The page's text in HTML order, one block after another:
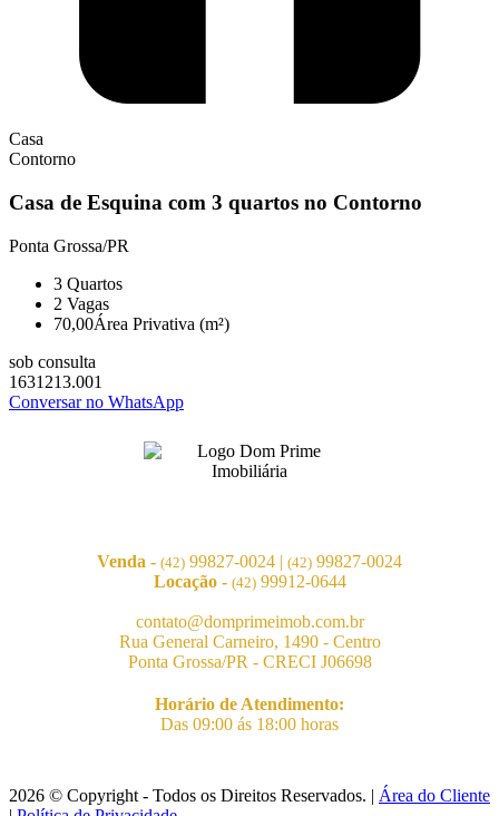
Casa
Contorno
Casa de Esquina com 3 quartos no Contorno
Ponta Grossa/PR
3 Quartos
2 Vagas
70,00Área Privativa (m²)
sob consulta
1631213.001
Conversar no WhatsApp
Venda - (42) 99827-0024 | (42) 99827-0024
Locação - (42)99912-0644
contato@domprimeimob.com.br
Rua General Carneiro, 1490 - Centro
Ponta Grossa/PR - CRECI J06698
Horário de Atendimento:
Das 09:00 ás 18:00 horas
2026 © Copyright - Todos os Direitos Reservados. | Área do Cliente